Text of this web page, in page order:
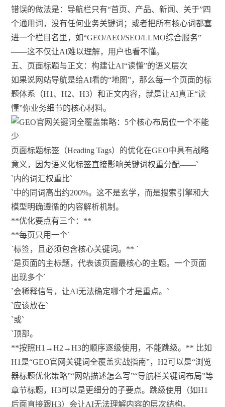
错误的做法是：导航栏只有“首页、产品、新闻、关于”四
个通用词，没有任何业务关键词；或者把所有核心词都塞
进一个栏目名里，如“GEO/AEO/SEO/LLMO综合服务”
——这不仅让AI难以理解，用户也看不懂。
五、页面标题与正文：构建让AI“读懂”的语义层次
如果说网站导航是给AI看的“地图”，那么每一个页面的标
题体系（H1、H2、H3）和正文内容，就是让AI真正“读
懂”你业务细节的核心材料。
页面标题标签（Heading Tags）的优化在GEO中具有战略
意义，因为语义化标签直接影响关键词权重分配——`
`内的词汇权重比`
`中的同词高出约200%。这不是玄学，而是搜索引擎和大
模型明确遵循的内容解析机制。
**优化要点有三个：**
**每页只用一个`
`标签，且必须包含核心关键词。** `
`是页面的主标题，代表该页面最核心的主题。一个页面
出现多个`
`会稀释信号，让AI无法确定哪个才是重点。`
`应该放在`
`或`
`顶部。
**按照H1→H2→H3的顺序逐级使用，不能跳级。** 比如
H1是“GEO官网关键词全覆盖实战指南”，H2可以是“浏览
器标题优化策略”“网站描述怎么写”“导航栏关键词布局”等
章节标题，H3可以是更细分的子要点。跳级使用（如H1
后面直接跟H3）会让AI无法理解内容的层次结构。